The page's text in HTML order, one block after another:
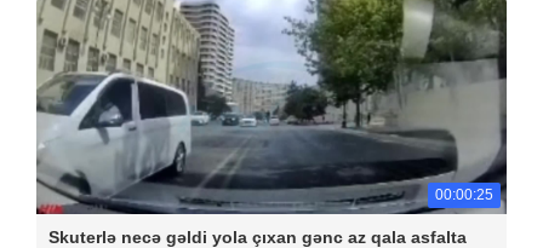
00:00:25
Skuterlə necə gəldi yola çıxan gənc az qala asfalta